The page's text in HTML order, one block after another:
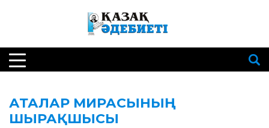
АТАЛАР МИРАСЫНЫҢ
ШЫРАҚШЫСЫ